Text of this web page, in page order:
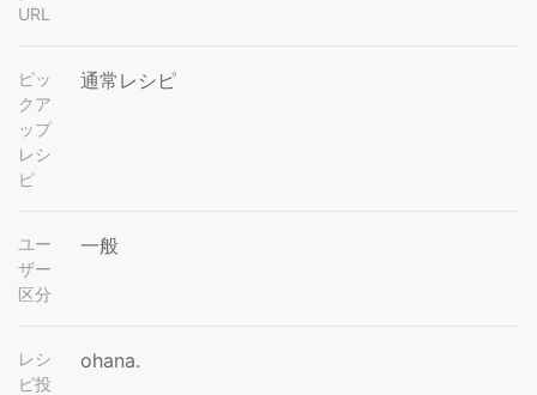
URL
ピッ
クア
ップ
レシ
ピ
通常レシピ
ユー
ザー
区分
一般
レシ
ピ投
ohana.